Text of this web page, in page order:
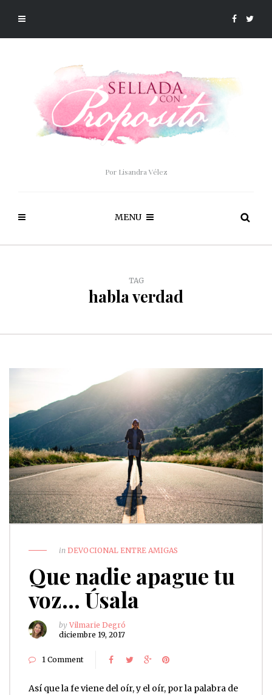
Por Lisandra Vélez
MENU
TAG
habla verdad
in DEVOCIONAL ENTRE AMIGAS
Que nadie apague tu
voz… Úsala
by Vilmarie Degró
diciembre 19, 2017
1 Comment
Así que la fe viene del oír, y el oír, por la palabra de